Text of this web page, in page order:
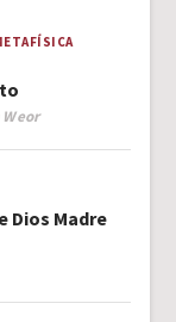
Weor
Dios Madre